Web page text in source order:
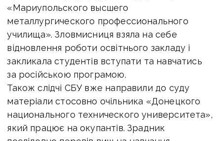
«Мариупольского высшего
металлургического профессионального
училища». Зловмисниця взяла на себе
відновлення роботи освітнього закладу і
закликала студентів вступати та навчатись
за російською програмою.
Також слідчі СБУ вже направили до суду
матеріали стосовно очільника «Донецкого
национального технического университета»,
який працює на окупантів. Зрадник